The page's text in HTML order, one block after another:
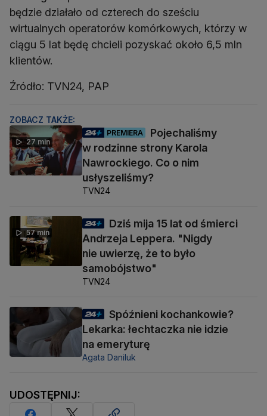
będzie działało od czterech do sześciu
wirtualnych operatorów komórkowych, którzy w
ciągu 5 lat będę chcieli pozyskać około 6,5 mln
klientów.
Źródło: TVN24, PAP
ZOBACZ TAKŻE:
27 min
PREMIERA
Pojechaliśmy
w rodzinne strony Karola
Nawrockiego. Co o nim
usłyszeliśmy?
TVN24
57 min
Dziś mija 15 lat od śmierci
Andrzeja Leppera. "Nigdy
nie uwierzę, że to było
samobójstwo"
TVN24
Spóźnieni kochankowie?
Lekarka: łechtaczka nie idzie
na emeryturę
Agata Daniluk
UDOSTĘPNIJ: